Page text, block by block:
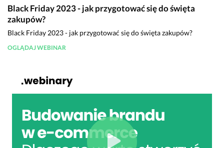
Black Friday 2023 - jak przygotować się do święta
zakupów?
Black Friday 2023 - jak przygotować się do święta zakupów?
OGLĄDAJ WEBINAR